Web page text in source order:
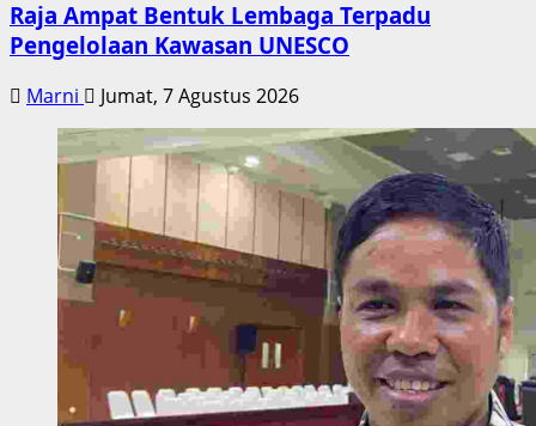
Raja Ampat Bentuk Lembaga Terpadu
Pengelolaan Kawasan UNESCO
Marni Jumat, 7 Agustus 2026